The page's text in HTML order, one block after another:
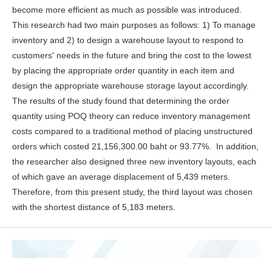
become more efficient as much as possible was introduced.
This research had two main purposes as follows: 1) To manage
inventory and 2) to design a warehouse layout to respond to
customers' needs in the future and bring the cost to the lowest
by placing the appropriate order quantity in each item and
design the appropriate warehouse storage layout accordingly.
The results of the study found that determining the order
quantity using POQ theory can reduce inventory management
costs compared to a traditional method of placing unstructured
orders which costed 21,156,300.00 baht or 93.77%. In addition,
the researcher also designed three new inventory layouts, each
of which gave an average displacement of 5,439 meters.
Therefore, from this present study, the third layout was chosen
with the shortest distance of 5,183 meters.